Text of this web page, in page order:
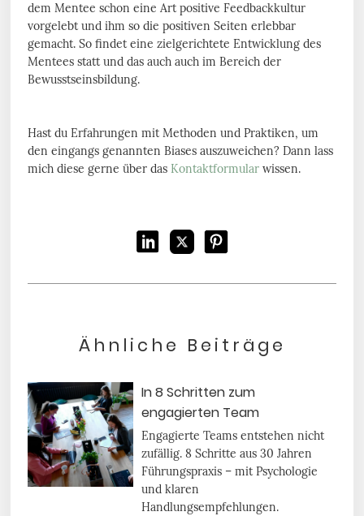
dem Mentee schon eine Art positive Feedbackkultur
vorgelebt und ihm so die positiven Seiten erlebbar
gemacht. So findet eine zielgerichtete Entwicklung des
Mentees statt und das auch auch im Bereich der
Bewusstseinsbildung.
Hast du Erfahrungen mit Methoden und Praktiken, um
den eingangs genannten Biases auszuweichen? Dann lass
mich diese gerne über das Kontaktformular wissen.
Ähnliche Beiträge
In 8 Schritten zum
engagierten Team
Engagierte Teams entstehen nicht
zufällig. 8 Schritte aus 30 Jahren
Führungspraxis – mit Psychologie
und klaren
Handlungsempfehlungen.